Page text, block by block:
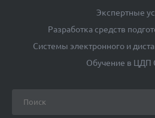
Экспертные
Разработка средств
Системы электронного и
Обучение в